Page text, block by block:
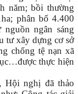
năm; bồi thường
phân bổ 4.400
ngân sáng
tư xây dựng cơ sở
chống tệ nạn xã
thực hiện
Hội nghị đã thảo